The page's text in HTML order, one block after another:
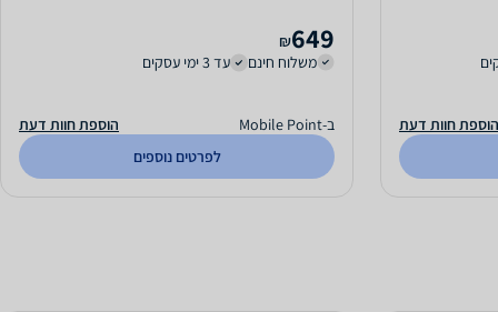
הוספת חוות דעת
649
₪
משלוח חינם
עד 3 ימי עסקים
ב-Mobile Point
הוספת חוות דעת
לפרטים נוספים